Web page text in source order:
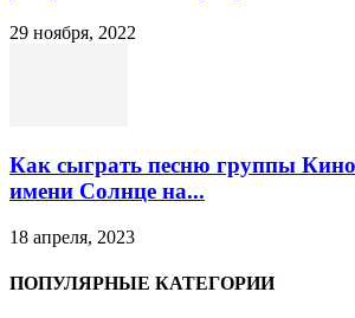
29 ноября, 2022
Как сыграть песню группы
имени Солнце на...
18 апреля, 2023
ПОПУЛЯРНЫЕ КАТЕГОРИИ